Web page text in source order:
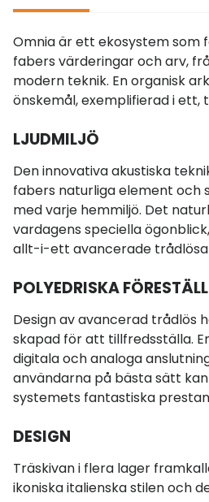
Omnia är ett ekosystem som
fabers värderingar och arv,
modern teknik. En organisk
önskemål, exemplifierad i ett,
LJUDMILJÖ
Den innovativa akustiska
fabers naturliga element och
med varje hemmiljö. Det
vardagens speciella
allt-i-ett avancerade
POLYEDRISKA
Design av avancerad trådlös
skapad för att tillfredsställa.
digitala och analoga
användarna på bästa sätt
systemets fantastiska
DESIGN
Träskivan i flera lager
ikoniska italienska stilen och